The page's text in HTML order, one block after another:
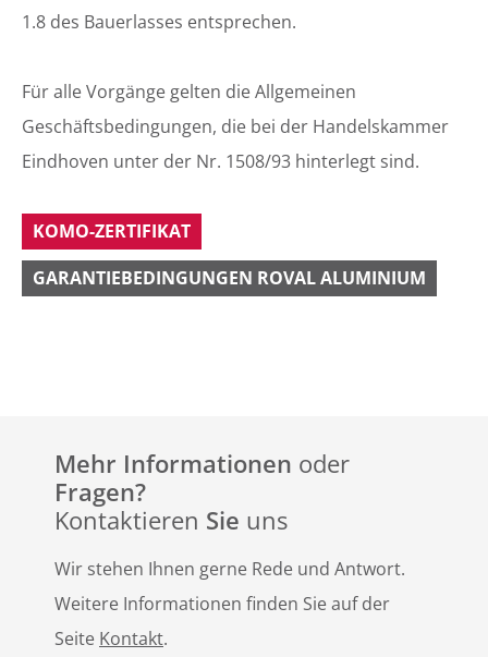
1.8 des Bauerlasses entsprechen.
Für alle Vorgänge gelten die Allgemeinen
Geschäftsbedingungen, die bei der Handelskammer
Eindhoven unter der Nr. 1508/93 hinterlegt sind.
KOMO-ZERTIFIKAT
GARANTIEBEDINGUNGEN ROVAL ALUMINIUM
Mehr Informationen oder
Fragen?
Kontaktieren Sie uns
Wir stehen Ihnen gerne Rede und Antwort.
Weitere Informationen finden Sie auf der
Seite Kontakt.